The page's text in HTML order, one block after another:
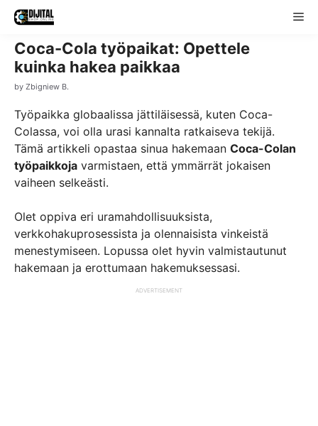
Skip
content
Coca-Cola työpaikat: Opettele
kuinka hakea paikkaa
by Zbigniew B.
Työpaikka globaalissa jättiläisessä, kuten Coca-
Colassa, voi olla urasi kannalta ratkaiseva tekijä.
Tämä artikkeli opastaa sinua hakemaan Coca-Colan
työpaikkoja varmistaen, että ymmärrät jokaisen
vaiheen selkeästi.
Olet oppiva eri uramahdollisuuksista,
verkkohakuprosessista ja olennaisista vinkeistä
menestymiseen. Lopussa olet hyvin valmistautunut
hakemaan ja erottumaan hakemuksessasi.
ADVERTISEMENT